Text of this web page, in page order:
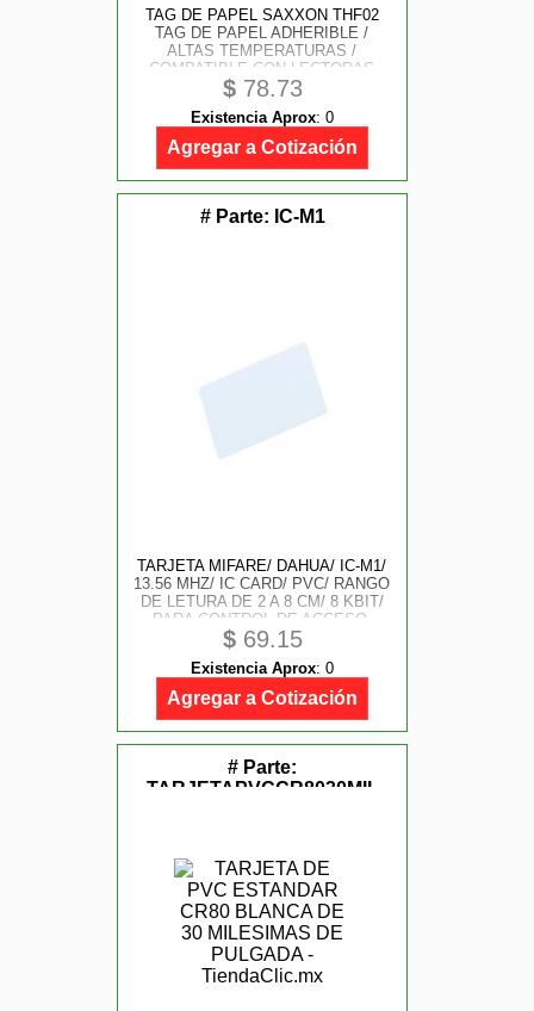
TAG DE PAPEL SAXXON THF02
TAG DE PAPEL ADHERIBLE /
ALTAS TEMPERATURAS /
COMPATIBLE CON LECTORAS
SAXR2656 AND SAXR2657/ FOLIO
IMPRESO
$78.73
Existencia Aprox: 0
Agregar a Cotización
# Parte: IC-M1
TARJETA MIFARE/ DAHUA/ IC-M1/
13.56 MHZ/ IC CARD/ PVC/ RANGO
DE LETURA DE 2 A 8 CM/ 8 KBIT/
PARA CONTROL DE ACCESO,
IDENTIFICACIONES
CORPORATIVAS, TRANSPORTE
URBANO
$69.15
Existencia Aprox: 0
Agregar a Cotización
# Parte:
TARJETAPVCCR8030MIL